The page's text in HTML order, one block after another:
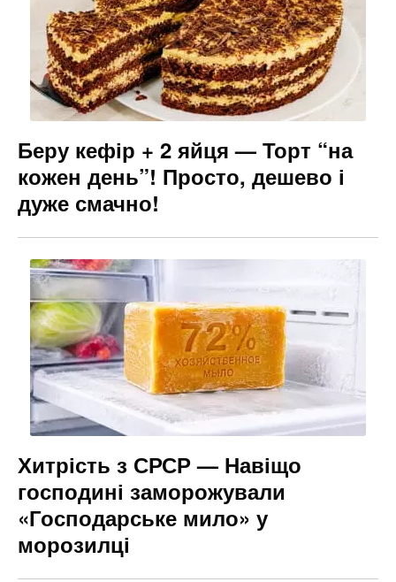
Беру кефір + 2 яйця — Торт “на
кожен день”! Просто, дешево і
дуже смачно!
Хитрість з СРСР — Навіщо
господині заморожували
«Господарське мило» у
морозилці